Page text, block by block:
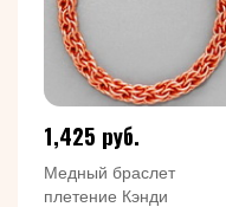
1,425 руб.
Медный браслет
плетение Кэнди